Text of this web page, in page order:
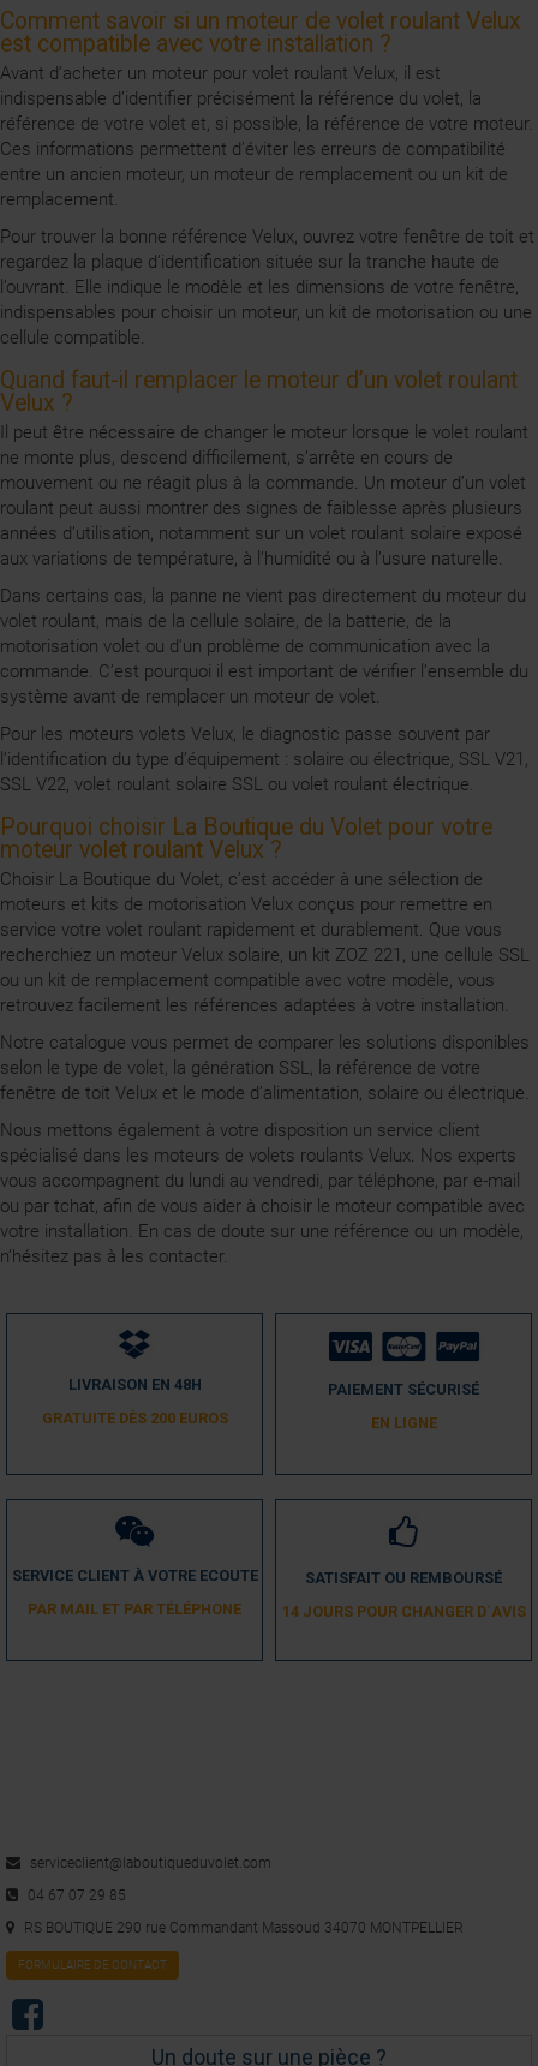
Comment savoir si un moteur de volet roulant Velux
est compatible avec votre installation ?
Avant d’acheter un moteur pour volet roulant Velux, il est
indispensable d’identifier précisément la référence du volet, la
référence de votre volet et, si possible, la référence de votre moteur.
Ces informations permettent d’éviter les erreurs de compatibilité
entre un ancien moteur, un moteur de remplacement ou un kit de
remplacement.
Pour trouver la bonne référence Velux, ouvrez votre fenêtre de toit et
regardez la plaque d’identification située sur la tranche haute de
l’ouvrant. Elle indique le modèle et les dimensions de votre fenêtre,
indispensables pour choisir un moteur, un kit de motorisation ou une
cellule compatible.
Quand faut-il remplacer le moteur d’un volet roulant
Velux ?
Il peut être nécessaire de changer le moteur lorsque le volet roulant
ne monte plus, descend difficilement, s’arrête en cours de
mouvement ou ne réagit plus à la commande. Un moteur d’un volet
roulant peut aussi montrer des signes de faiblesse après plusieurs
années d’utilisation, notamment sur un volet roulant solaire exposé
aux variations de température, à l’humidité ou à l’usure naturelle.
Dans certains cas, la panne ne vient pas directement du moteur du
volet roulant, mais de la cellule solaire, de la batterie, de la
motorisation volet ou d’un problème de communication avec la
commande. C’est pourquoi il est important de vérifier l’ensemble du
système avant de remplacer un moteur de volet.
Pour les moteurs volets Velux, le diagnostic passe souvent par
l’identification du type d’équipement : solaire ou électrique, SSL V21,
SSL V22, volet roulant solaire SSL ou volet roulant électrique.
Pourquoi choisir La Boutique du Volet pour votre
moteur volet roulant Velux ?
Choisir La Boutique du Volet, c’est accéder à une sélection de
moteurs et kits de motorisation Velux conçus pour remettre en
service votre volet roulant rapidement et durablement. Que vous
recherchiez un moteur Velux solaire, un kit ZOZ 221, une cellule SSL
ou un kit de remplacement compatible avec votre modèle, vous
retrouvez facilement les références adaptées à votre installation.
Notre catalogue vous permet de comparer les solutions disponibles
selon le type de volet, la génération SSL, la référence de votre
fenêtre de toit Velux et le mode d’alimentation, solaire ou électrique.
Nous mettons également à votre disposition un service client
spécialisé dans les moteurs de volets roulants Velux. Nos experts
vous accompagnent du lundi au vendredi, par téléphone, par e-mail
ou par tchat, afin de vous aider à choisir le moteur compatible avec
votre installation. En cas de doute sur une référence ou un modèle,
n’hésitez pas à les contacter.
LIVRAISON EN 48H
GRATUITE DÈS 200 EUROS
PAIEMENT SÉCURISÉ
EN LIGNE
SERVICE CLIENT À VOTRE ECOUTE
PAR MAIL ET PAR TÉLÉPHONE
SATISFAIT OU REMBOURSÉ
14 JOURS POUR CHANGER D´AVIS
serviceclient@laboutiqueduvolet.com
04 67 07 29 85
RS BOUTIQUE 290 rue Commandant Massoud 34070 MONTPELLIER
FORMULAIRE DE CONTACT
Un doute sur une pièce ?